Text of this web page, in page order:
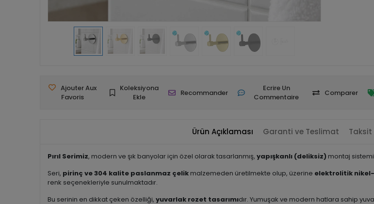
Ajouter Aux
Favoris
Koleksiyona
Ekle
Recommander
Ecrire Un
Commentaire
Comparer
Ürün Açıklaması Garanti ve Teslimat Taksit
Pırıl Serimiz, modern ve şık banyolar için özel olarak tasarlanmış, yapışkanlı (deliksiz) montaj
Seri, pirinç ve 304 kalite paslanmaz çelik malzemeden üretilmekte olup, üzerine elektrolitik
renk seçenekleriyle sunulmaktadır.
Bu serinin en dikkat çeken özelliği, yuvarlak rozet tasarımıdır. Yumuşak ve modern hatlara sahip